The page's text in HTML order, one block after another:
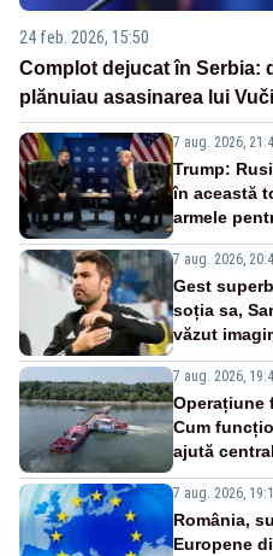
24 feb. 2026, 15:50
Complot dejucat în Serbia:
plănuiau asasinarea lui
7 aug. 2026,
Trump:
în această
armele
7 aug. 2026,
Gest
soția sa,
văzut
7 aug. 2026,
Operațiune
Cum
ajută
7 aug. 2026,
România,
Europene